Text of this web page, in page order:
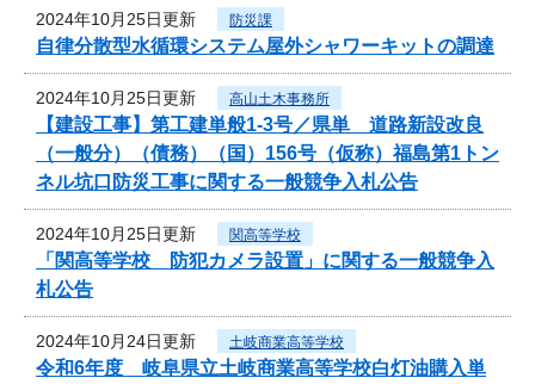
2024年10月25日更新 防災課
自律分散型水循環システム屋外シャワーキットの調達
2024年10月25日更新 高山土木事務所
【建設工事】第工建単般1-3号／県単 道路新設改良
（一般分）（債務）（国）156号（仮称）福島第1トン
ネル坑口防災工事に関する一般競争入札公告
2024年10月25日更新 関高等学校
「関高等学校 防犯カメラ設置」に関する一般競争入
札公告
2024年10月24日更新 土岐商業高等学校
令和6年度 岐阜県立土岐商業高等学校白灯油購入単